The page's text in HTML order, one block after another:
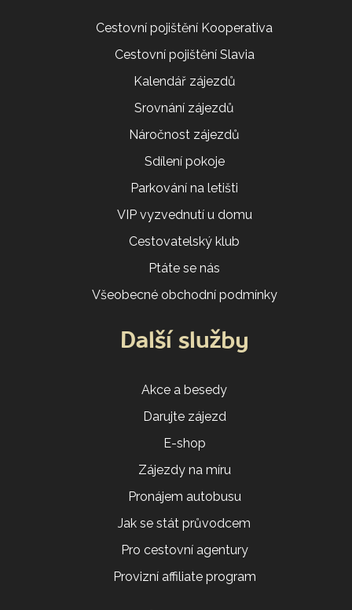
Cestovní pojištění Kooperativa
Cestovní pojištění Slavia
Kalendář zájezdů
Srovnání zájezdů
Náročnost zájezdů
Sdílení pokoje
Parkování na letišti
VIP vyzvednutí u domu
Cestovatelský klub
Ptáte se nás
Všeobecné obchodní podmínky
Další služby
Akce a besedy
Darujte zájezd
E-shop
Zájezdy na míru
Pronájem autobusu
Jak se stát průvodcem
Pro cestovní agentury
Provizní affiliate program